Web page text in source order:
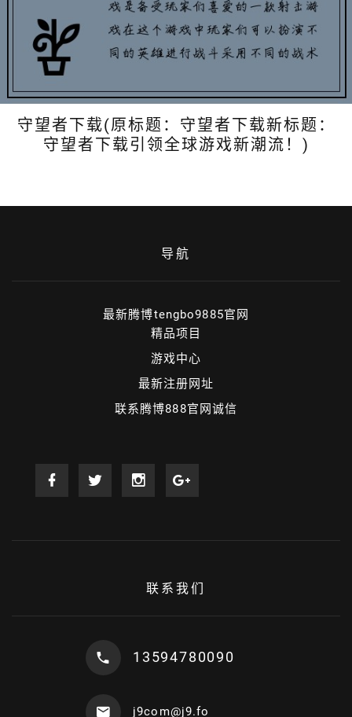
守望者下载(原标题：守望者下载新标题：
守望者下载引领全球游戏新潮流！)
导航
最新腾博tengbo9885官网
精品项目
游戏中心
最新注册网址
联系腾博888官网诚信
联系我们
13594780090
j9com@j9.fo